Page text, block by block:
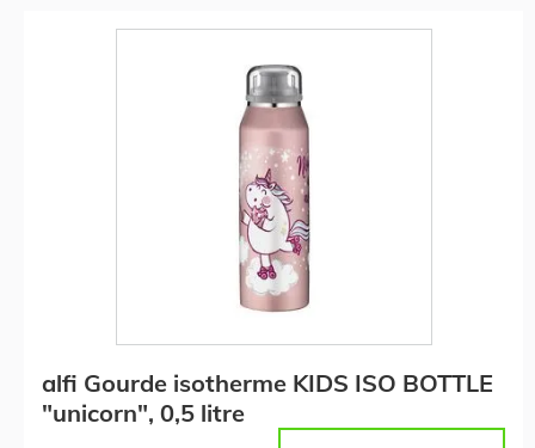
alfi Gourde isotherme KIDS ISO BOTTLE
"unicorn", 0,5 litre